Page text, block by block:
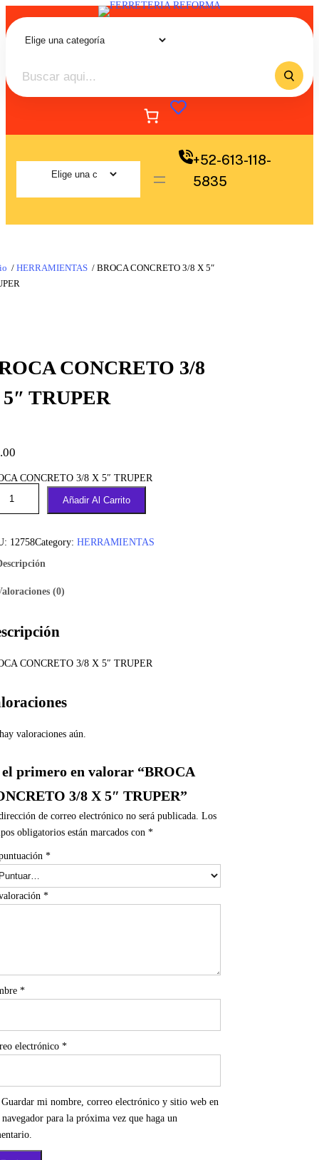
+52-613-118-
5835
/ HERRAMIENTAS / BROCA CONCRETO 3/8 X 5″
CONCRETO 3/8
TRUPER
CONCRETO 3/8 X 5″ TRUPER
Añadir Al Carrito
12758Category: HERRAMIENTAS
(0)
CONCRETO 3/8 X 5″ TRUPER
valoraciones aún.
el primero en valorar “BROCA
3/8 X 5″ TRUPER”
de correo electrónico no será publicada. Los
obligatorios están marcados con *
*
*
*
electrónico *
Guardar mi nombre, correo electrónico y sitio web en
navegador para la próxima vez que haga un